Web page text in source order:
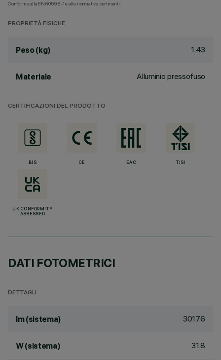
Conforme alla EN60598-1 e alle normative pertinenti.
PROPRIETÀ FISICHE
Peso (kg) 1.43
Materiale Alluminio pressofuso
CERTIFICAZIONI DEL PRODOTTO
BIS CE EAC TISI
UK CONFORMITY
ASSESSED
DATI FOTOMETRICI
DETTAGLI
lm (sistema) 3017.6
W (sistema) 31.8